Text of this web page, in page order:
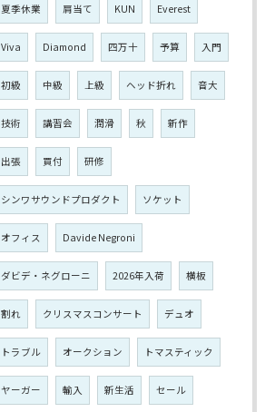
夏季休業 肩当て KUN Everest
Viva Diamond 四万十 予算 入門
初級 中級 上級 ヘッド折れ 音大
技術 講習会 潤滑 秋 新作
出張 買付 研修
シンワサウンドプロダクト ソケット
オフィス Davide Negroni
ダビデ・ネグローニ 2026年入荷 横板
割れ クリスマスコンサート デュオ
トラブル オークション トマスティック
ヤーガー 輸入 新生活 セール